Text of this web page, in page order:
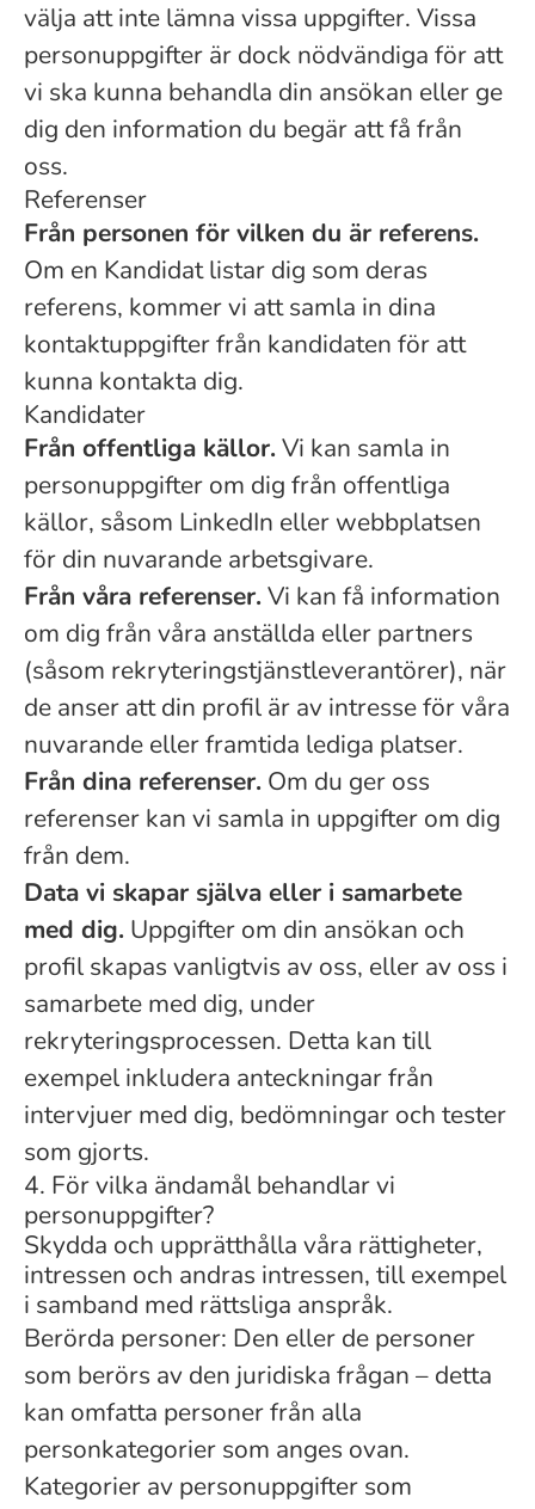
välja att inte lämna vissa uppgifter. Vissa
personuppgifter är dock nödvändiga för att
vi ska kunna behandla din ansökan eller ge
dig den information du begär att få från
oss.
Referenser
Från personen för vilken du är referens.
Om en Kandidat listar dig som deras
referens, kommer vi att samla in dina
kontaktuppgifter från kandidaten för att
kunna kontakta dig.
Kandidater
Från offentliga källor.Vi kan samla in
personuppgifter om dig från offentliga
källor, såsom LinkedIn eller webbplatsen
för din nuvarande arbetsgivare.
Från våra referenser.Vi kan få information
om dig från våra anställda eller partners
(såsom rekryteringstjänstleverantörer), när
de anser att din profil är av intresse för våra
nuvarande eller framtida lediga platser.
Från dina referenser. Om du ger oss
referenser kan vi samla in uppgifter om dig
från dem.
Data vi skapar själva eller i samarbete
med dig. Uppgifter om din ansökan och
profil skapas vanligtvis av oss, eller av oss i
samarbete med dig, under
rekryteringsprocessen. Detta kan till
exempel inkludera anteckningar från
intervjuer med dig, bedömningar och tester
som gjorts.
4. För vilka ändamål behandlar vi
personuppgifter?
Skydda och upprätthålla våra rättigheter,
intressen och andras intressen, till exempel
i samband med rättsliga anspråk.
Berörda personer: Den eller de personer
som berörs av den juridiska frågan – detta
kan omfatta personer från alla
personkategorier som anges ovan.
Kategorier av personuppgifter som